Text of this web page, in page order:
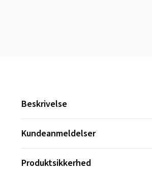
Beskrivelse
Kundeanmeldelser
Produktsikkerhed